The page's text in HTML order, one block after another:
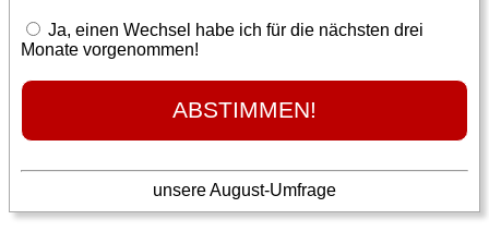
Ja, einen Wechsel habe ich für die nächsten drei
Monate vorgenommen!
unsere August-Umfrage